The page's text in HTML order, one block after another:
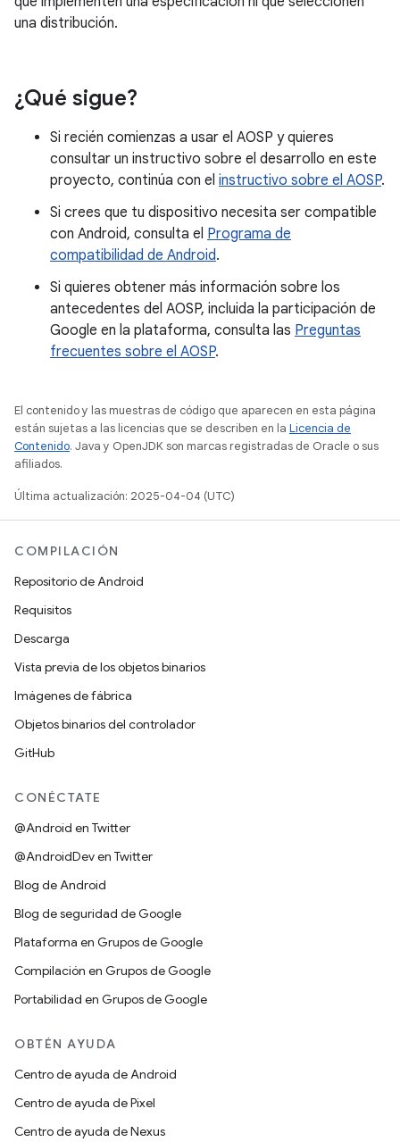
una distribución.
¿Qué sigue?
Si recién comienzas a usar el AOSP y quieres
consultar un instructivo sobre el desarrollo en este
proyecto, continúa con el instructivo sobre el AOSP.
Si crees que tu dispositivo necesita ser compatible
con Android, consulta el Programa de
compatibilidad de Android.
Si quieres obtener más información sobre los
antecedentes del AOSP, incluida la participación de
Google en la plataforma, consulta las Preguntas
frecuentes sobre el AOSP.
El contenido y las muestras de código que aparecen en esta página
están sujetas a las licencias que se describen en la Licencia de
Contenido. Java y OpenJDK son marcas registradas de Oracle o sus
afiliados.
Última actualización: 2025-04-04 (UTC)
COMPILACIÓN
Repositorio de Android
Requisitos
Descarga
Vista previa de los objetos binarios
Imágenes de fábrica
Objetos binarios del controlador
GitHub
CONÉCTATE
@Android en Twitter
@AndroidDev en Twitter
Blog de Android
Blog de seguridad de Google
Plataforma en Grupos de Google
Compilación en Grupos de Google
Portabilidad en Grupos de Google
OBTÉN AYUDA
Centro de ayuda de Android
Centro de ayuda de Pixel
Centro de ayuda de Nexus